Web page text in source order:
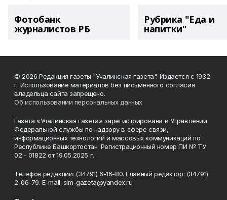
Фотобанк
журналистов РБ
Рубрика "Еда и
напитки"
© 2026 Редакция газеты "Учалинская газета". Издается с 1932
г. Использование материалов без письменного согласия
владельца сайта запрещено.
Об использовании персональных данных
Газета «Учалинская газета» зарегистрирована в Управлении
Федеральной службы по надзору в сфере связи,
информационных технологий и массовых коммуникаций по
Республике Башкортостан. Регистрационный номер ПИ № ТУ
02 - 01822 от 19.05.2025 г.
Телефон редакции: (34791) 6-16-80. Главный редактор: (34791)
2-06-79. Е-mаil: sim-gazeta@yandex.ru